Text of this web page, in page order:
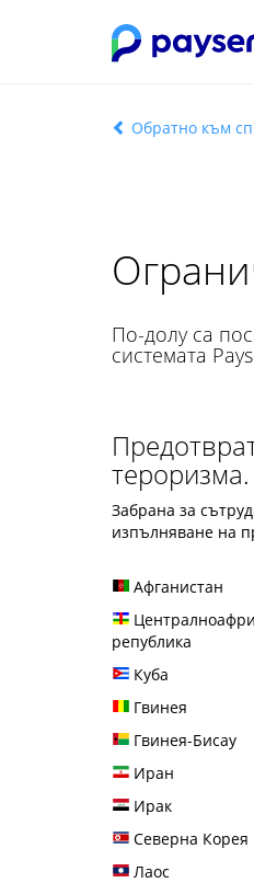
Обратно към
По-долу са
системата
тероризма.
Забрана за
изпълняване на
Афганистан
република
Куба
Гвинея
Гвинея-Бисау
Иран
Ирак
Северна Корея
Лаос